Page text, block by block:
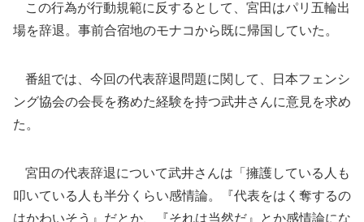
この行為が行動規範に反するとして、宮田はパリ五輪出
場を辞退。事前合宿地のモナコから既に帰国していた。
番組では、今回の代表辞退問題に関して、日本フェンシ
ング協会の会長を務めた経験を持つ武井さんに意見を求め
た。
宮田の代表辞退について武井さんは「擁護している人も
叩いている人も半分くらい感情論。『代表をはく奪するの
はかわいそう』だとか、『それは当然だ』とか感情論にな